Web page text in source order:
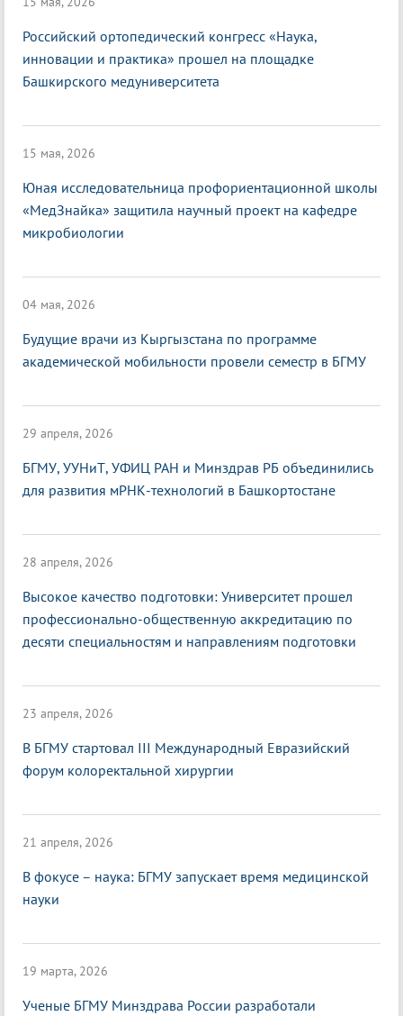
Российский ортопедический конгресс «Наука,
инновации и практика» прошел на площадке
Башкирского медуниверситета
15 мая, 2026
Юная исследовательница профориентационной школы
«МедЗнайка» защитила научный проект на кафедре
микробиологии
04 мая, 2026
Будущие врачи из Кыргызстана по программе
академической мобильности провели семестр в БГМУ
29 апреля, 2026
БГМУ, УУНиТ, УФИЦ РАН и Минздрав РБ объединились
для развития мРНК-технологий в Башкортостане
28 апреля, 2026
Высокое качество подготовки: Университет прошел
профессионально-общественную аккредитацию по
десяти специальностям и направлениям подготовки
23 апреля, 2026
В БГМУ стартовал III Международный Евразийский
форум колоректальной хирургии
21 апреля, 2026
В фокусе – наука: БГМУ запускает время медицинской
науки
19 марта, 2026
Ученые БГМУ Минздрава России разработали